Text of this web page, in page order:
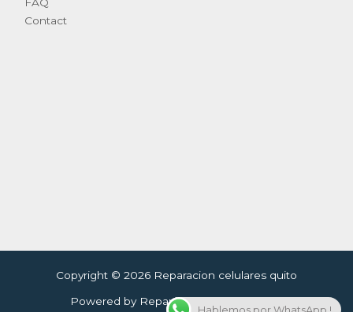
FAQ
Contact
Copyright © 2026 Reparacion celulares quito
Powered by Reparacion celulares quito